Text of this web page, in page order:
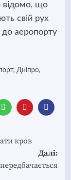
відомо, що
свій рух
аеропорту
, Дніпро,
кров
Далі: